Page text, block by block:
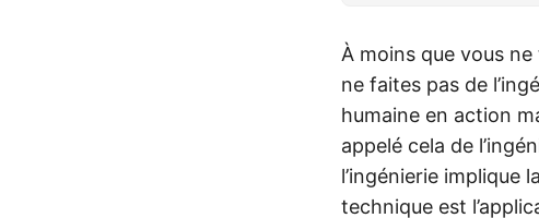
À moins que vous
ne faites pas de
humaine en action
appelé cela de
l’ingénierie implique
technique est